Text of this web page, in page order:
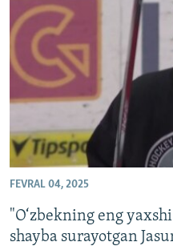
FEVRAL 04, 2025
"O‘zbekning eng
shayba surayotgan